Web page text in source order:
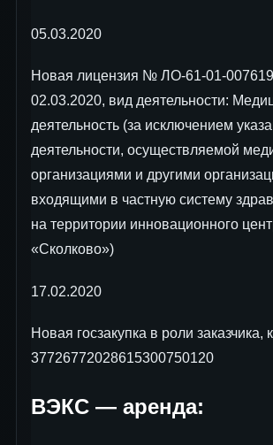
05.03.2020
Новая лицензия № ЛО-61-01-
02.03.2020, вид деятельности:
деятельность (за исключением
деятельности, осуществляемой
организациями и другими
входящими в частную систему
на территории инновационного
«Сколково»)
17.02.2020
Новая госзакупка в роли заказчика,
37726772028615300750120
ВЭКС — аренда: